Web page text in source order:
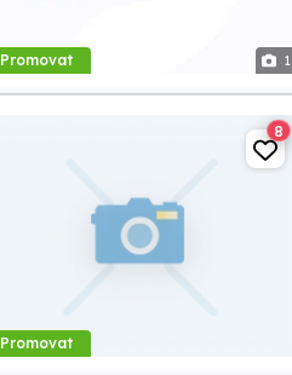
Promovat 1
Promovat
8